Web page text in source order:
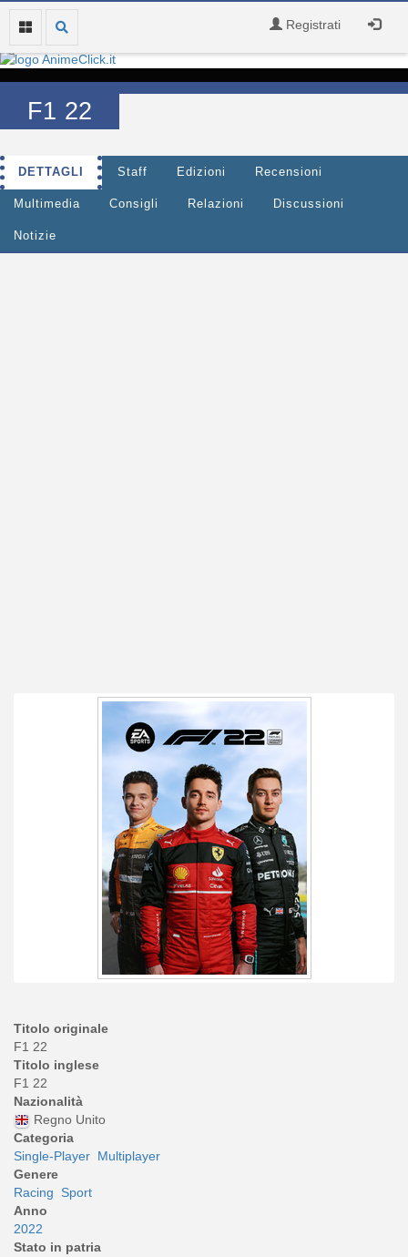
Registrati
F1 22
DETTAGLI Staff Edizioni Recensioni
Multimedia Consigli Relazioni Discussioni
Notizie
Titolo originale
F1 22
Titolo inglese
F1 22
Nazionalità
Regno Unito
Categoria
Single-Player Multiplayer
Genere
Racing
Sport
Anno
2022
Stato in patria